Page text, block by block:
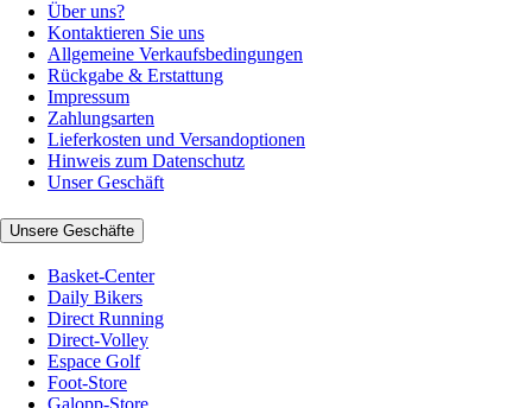
Über uns?
Kontaktieren Sie uns
Allgemeine Verkaufsbedingungen
Rückgabe & Erstattung
Impressum
Zahlungsarten
Lieferkosten und Versandoptionen
Hinweis zum Datenschutz
Unser Geschäft
Unsere Geschäfte
Basket-Center
Daily Bikers
Direct Running
Direct-Volley
Espace Golf
Foot-Store
Galopp-Store